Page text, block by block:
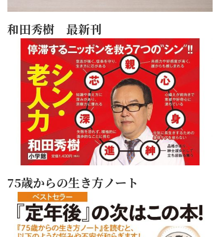
和田秀樹 最新刊
75歳からの生き方ノート